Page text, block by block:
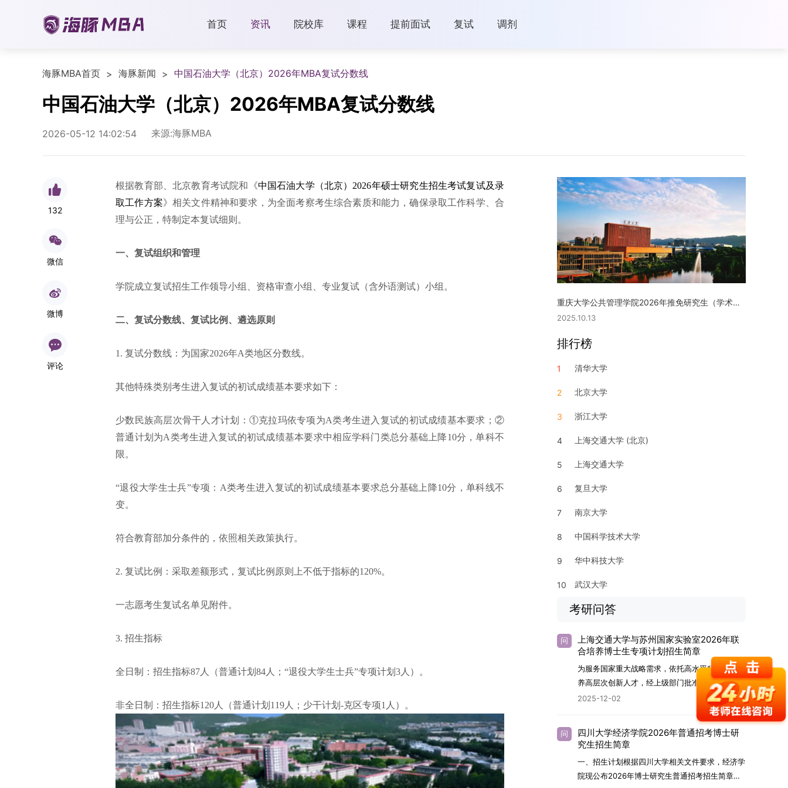
首页 资讯 院校库 课程 提前面试 复试 调剂
海豚MBA首页 > 海豚新闻 > 中国石油大学（北京）2026年MBA复试分数线
中国石油大学（北京）2026年MBA复试分数线
2026-05-12 14:02:54 来源:海豚MBA
132
微信
微博
评论
根据教育部、北京教育考试院和《中国石油大学（北京）2026年硕士研究生招生考试复试及录
取工作方案》相关文件精神和要求，为全面考察考生综合素质和能力，确保录取工作科学、合
理与公正，特制定本复试细则。
一、复试组织和管理
学院成立复试招生工作领导小组、资格审查小组、专业复试（含外语测试）小组。
二、复试分数线、复试比例、遴选原则
1. 复试分数线：为国家2026年A类地区分数线。
其他特殊类别考生进入复试的初试成绩基本要求如下：
少数民族高层次骨干人才计划：①克拉玛依专项为A类考生进入复试的初试成绩基本要求；②
普通计划为A类考生进入复试的初试成绩基本要求中相应学科门类总分基础上降10分，单科不
限。
“退役大学生士兵”专项：A类考生进入复试的初试成绩基本要求总分基础上降10分，单科线不
变。
符合教育部加分条件的，依照相关政策执行。
2. 复试比例：采取差额形式，复试比例原则上不低于指标的120%。
一志愿考生复试名单见附件。
3. 招生指标
全日制：招生指标87人（普通计划84人；“退役大学生士兵”专项计划3人）。
非全日制：招生指标120人（普通计划119人；少干计划-克区专项1人）。
重庆大学公共管理学院2026年推免研究生（学术型硕士）复试实施细则
2025.10.13
排行榜
1 清华大学
2 北京大学
3 浙江大学
4 上海交通大学 (北京)
5 上海交通大学
6 复旦大学
7 南京大学
8 中国科学技术大学
9 华中科技大学
10 武汉大学
考研问答
问
上海交通大学与苏州国家实验室2026年联
合培养博士生专项计划招生简章
为服务国家重大战略需求，依托高水平科研平台培
养高层次创新人才，经上级部门批准，苏州实验室
（全称“苏州国家实验室”）与上海交通大学将于
2026年继续合作开展博士研究生联合培养工作。
该项目旨在选拔优秀学子，在材料及相关前沿交叉
学科领域进行深度培养。相关招生政策及安排说明
展方向，培育具备科学家素养、创新精神与科研能
力，系统掌握学科前沿知识，能胜任高水平科学研
2025-12-02
问
四川大学经济学院2026年普通招考博士研
究生招生简章
一、招生计划根据四川大学相关文件要求，经济学
院现公布2026年博士研究生普通招考招生简章。